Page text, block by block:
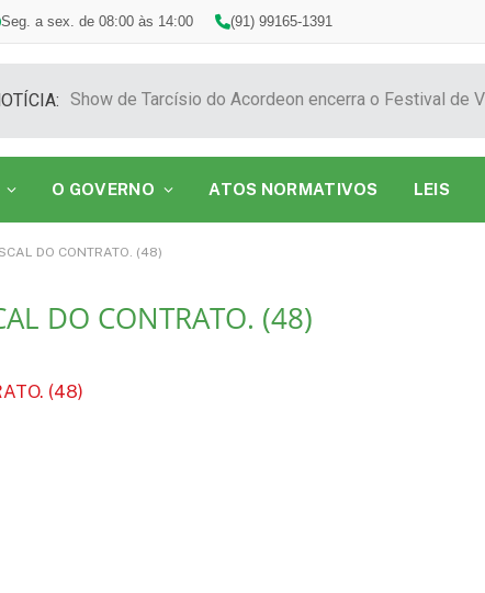
Seg. a sex. de 08:00 às 14:00 (91) 99165-1391
O GOVERNO ATOS NORMATIVOS LEIS
DO CONTRATO. (48)
DO CONTRATO. (48)
(48)